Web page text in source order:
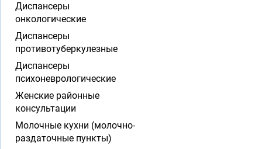
Диспансеры
онкологические
Диспансеры
противотуберкулезные
Диспансеры
психоневрологические
Женские районные
консультации
Молочные кухни (молочно-
раздаточные пункты)